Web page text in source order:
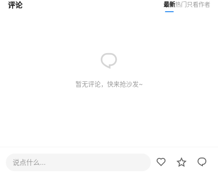
评论 最新热门 只看作者
暂无评论，快来抢沙发~
说点什么...